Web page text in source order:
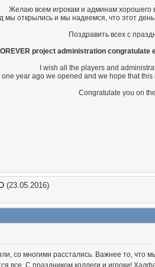
Желаю всем игрокам и админам
мы открылись и мы надеемся, что этот
Поздравить всех с
project administration
I wish all the players and
one year ago we opened and we hope that
Congratulate you on
(23.05.2016)
со многими расстались. Важнее то, что
все. С праздником коллеги и игроки!